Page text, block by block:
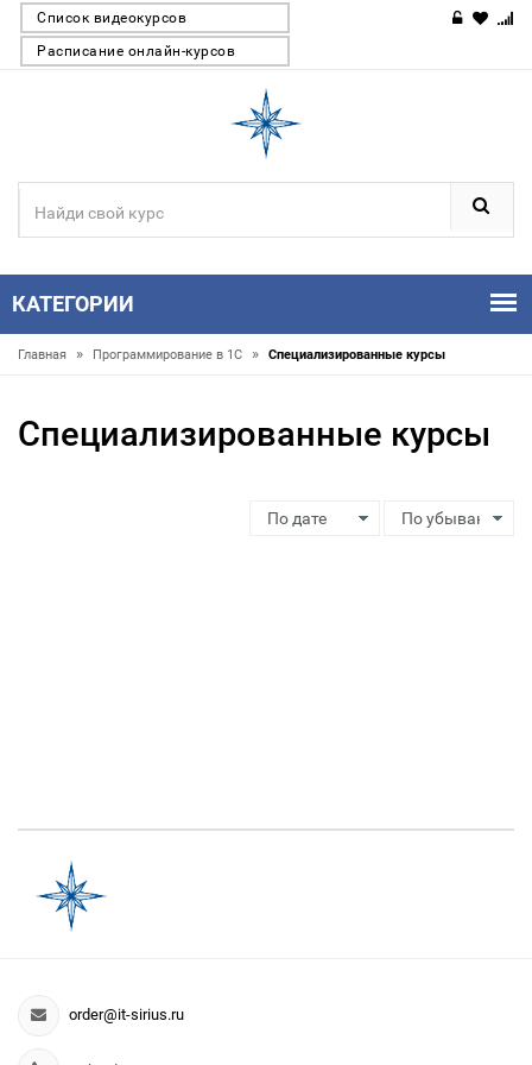
Список видеокурсов
Расписание онлайн-курсов
КАТЕГОРИИ
Главная » Программирование в 1С » Специализированные курсы
Специализированные курсы
order@it-sirius.ru